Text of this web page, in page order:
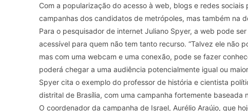
Com a popularização do acesso à web, blogs e redes
campanhas dos candidatos de metrópoles, mas também na
Para o pesquisador de internet Juliano Spyer, a web pode
acessível para quem não tem tanto recurso. “Talvez ele não
mas com uma webcam e uma conexão, pode se fazer
poderá chegar a uma audiência potencialmente igual ou
Spyer cita o exemplo do professor de história e cientista
distrital de Brasília, com uma campanha fortemente baseada
O coordenador da campanha de Israel, Aurélio Araújo, que